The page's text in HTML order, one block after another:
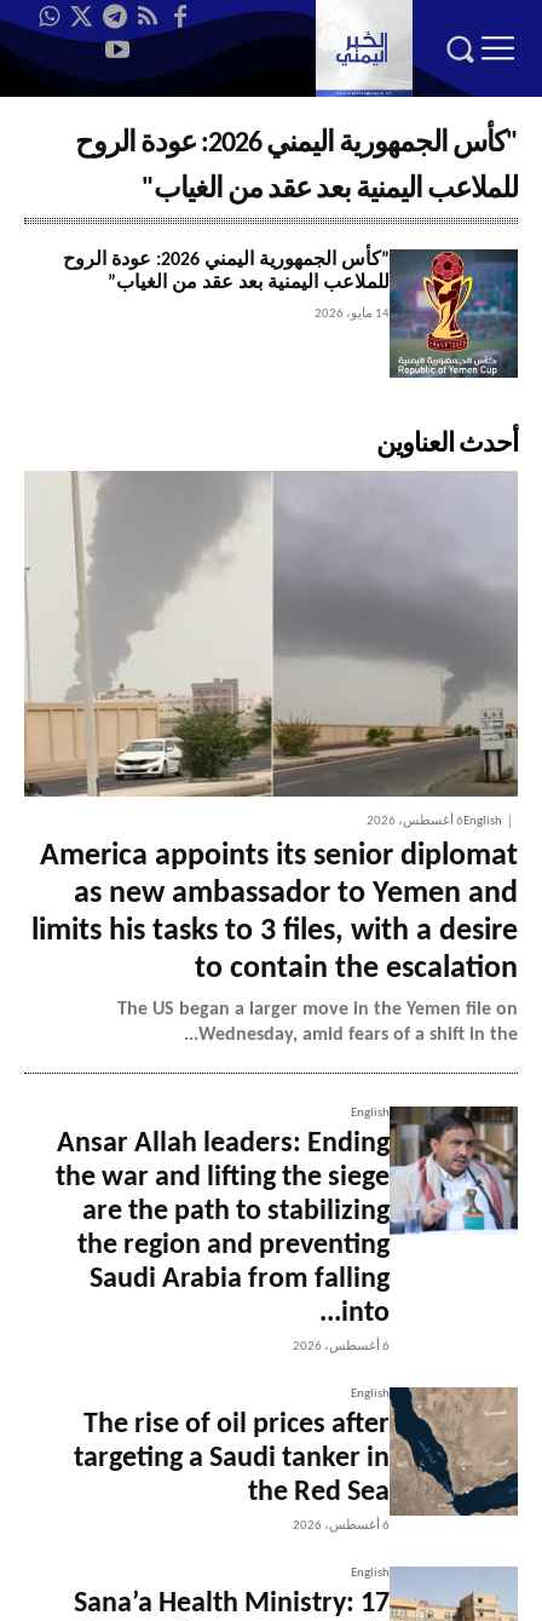
​"كأس الجمهورية اليمني 2026: عودة الروح
للملاعب اليمنية بعد عقد من الغياب"
​”كأس الجمهورية اليمني 2026: عودة الروح
للملاعب اليمنية بعد عقد من الغياب”
14 مايو، 2026
أحدث العناوين
English6 أغسطس، 2026
America appoints its senior diplomat
as new ambassador to Yemen and
limits his tasks to 3 files, with a desire
to contain the escalation
The US began a larger move in the Yemen file on
Wednesday, amid fears of a shift in the...
English
Ansar Allah leaders: Ending
the war and lifting the siege
are the path to stabilizing
the region and preventing
Saudi Arabia from falling
into...
6 أغسطس، 2026
English
The rise of oil prices after
targeting a Saudi tanker in
the Red Sea
6 أغسطس، 2026
English
Sana’a Health Ministry: 17